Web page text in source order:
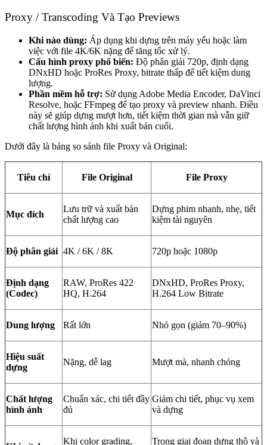
Proxy / Transcoding Và Tạo Previews
Khi nào dùng: Áp dụng khi dựng trên máy yếu hoặc làm
việc với file 4K/6K nặng để tăng tốc xử lý.
Cấu hình proxy phổ biến: Độ phân giải 720p, định dạng
DNxHD hoặc ProRes Proxy, bitrate thấp để tiết kiệm dung
lượng.
Phần mềm hỗ trợ: Sử dụng Adobe Media Encoder, DaVinci
Resolve, hoặc FFmpeg để tạo proxy và preview nhanh. Điều
này sẽ giúp dựng mượt hơn, tiết kiệm thời gian mà vẫn giữ
chất lượng hình ảnh khi xuất bản cuối.
Dưới đây là bảng so sánh file Proxy và Original:
Tiêu chí File Original File Proxy
Mục đích
Lưu trữ và xuất bản
chất lượng cao
Dựng phim nhanh, nhẹ, tiết
kiệm tài nguyên
Độ phân giải 4K / 6K / 8K 720p hoặc 1080p
Định dạng
(Codec)
RAW, ProRes 422
HQ, H.264
DNxHD, ProRes Proxy,
H.264 Low Bitrate
Dung lượng Rất lớn Nhỏ gọn (giảm 70–90%)
Hiệu suất
dựng
Nặng, dễ lag Mượt mà, nhanh chóng
Chất lượng
hình ảnh
Chuẩn xác, chi tiết đầy
đủ
Giảm chi tiết, phục vụ xem
và dựng
Khi color grading, Trong giai đoạn dựng thô và